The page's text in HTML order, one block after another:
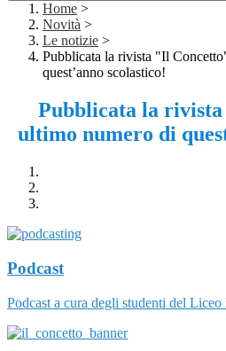
Home >
Novità >
Le notizie >
Pubblicata la rivista "Il
quest’anno scolastico!
Pubblicata la
ultimo numero di
Podcast
Podcast a cura degli studenti del Liceo